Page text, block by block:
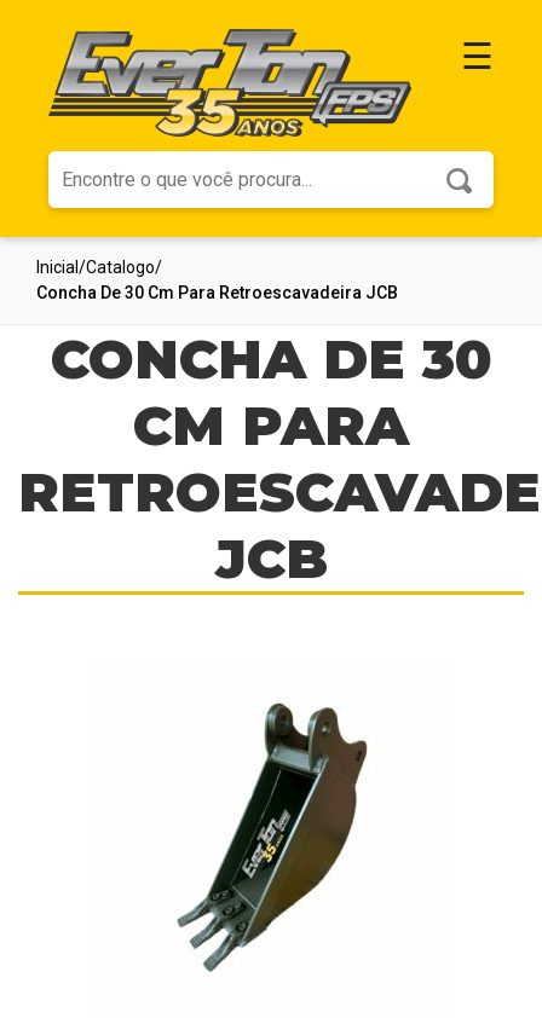
Página
Inicial
☰
Inicial /Catalogo/
Concha De 30 Cm Para Retroescavadeira JCB
CONCHA DE 30
CM PARA
JCB